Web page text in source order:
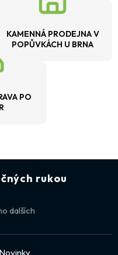
KAMENNÁ PRODEJNA V
POPŮVKÁCH U BRNA
PO
rukou
dalších
Novinky